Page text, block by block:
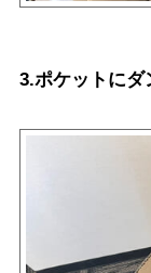
3.ポケットにダ